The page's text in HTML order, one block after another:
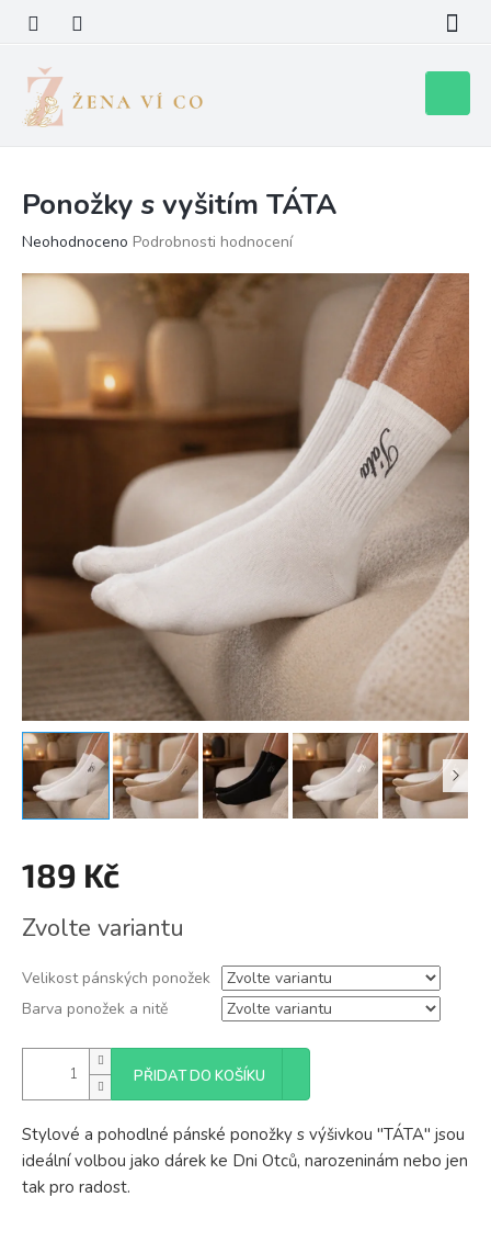
obsah
košík
Ponožky s vyšitím TÁTA
Průměrné
produktu
0,0
z
5
hvězdiček.
Neohodnoceno Podrobnosti hodnocení
189 Kč
cena:
Zvolte variantu
Velikost pánských ponožek
Barva ponožek a nitě
PŘIDAT DO KOŠÍKU
Stylové a pohodlné pánské ponožky s výšivkou "TÁTA" jsou
ideální volbou jako dárek ke Dni Otců, narozeninám nebo jen
tak pro radost.